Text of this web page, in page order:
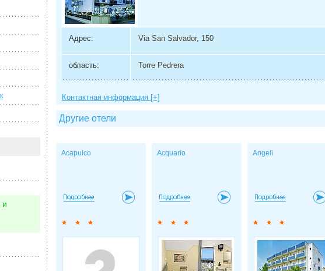
Адрес: Via San Salvador, 150
область: Torre Pedrera
Контактная информация [+]
Другие отели
Acapulco Acquario Angeli
и